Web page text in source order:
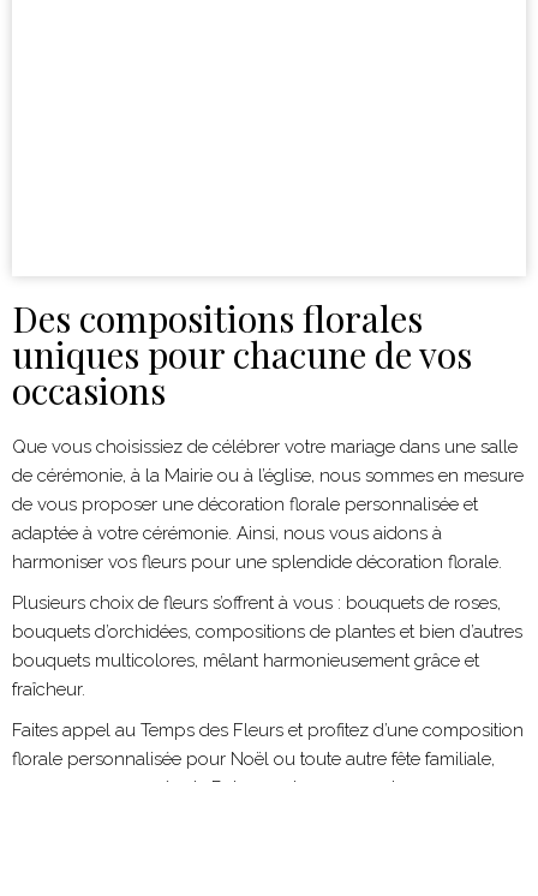
Des compositions florales
uniques pour chacune de vos
occasions
Que vous choisissiez de célébrer votre mariage dans une salle
de cérémonie, à la Mairie ou à l’église, nous sommes en mesure
de vous proposer une décoration florale personnalisée et
adaptée à votre cérémonie. Ainsi, nous vous aidons à
harmoniser vos fleurs pour une splendide décoration florale.
Plusieurs choix de fleurs s’offrent à vous : bouquets de roses,
bouquets d’orchidées, compositions de plantes et bien d’autres
bouquets multicolores, mêlant harmonieusement grâce et
fraîcheur.
Faites appel au Temps des Fleurs et profitez d’une composition
florale personnalisée pour Noël ou toute autre fête familiale,
que vous soyez près de Poisy ou dans ses environs.